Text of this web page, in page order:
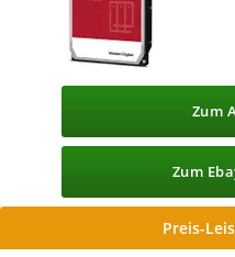
Zum
Zum
Preis-